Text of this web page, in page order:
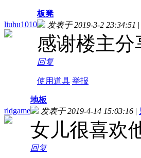
liuhu1010
板凳
发表于 2019-3-2 23:34:51 |
感谢楼主分
回复
使用道具 举报
rldgame
地板
发表于 2019-4-14 15:03:16 |
女儿很喜欢
回复